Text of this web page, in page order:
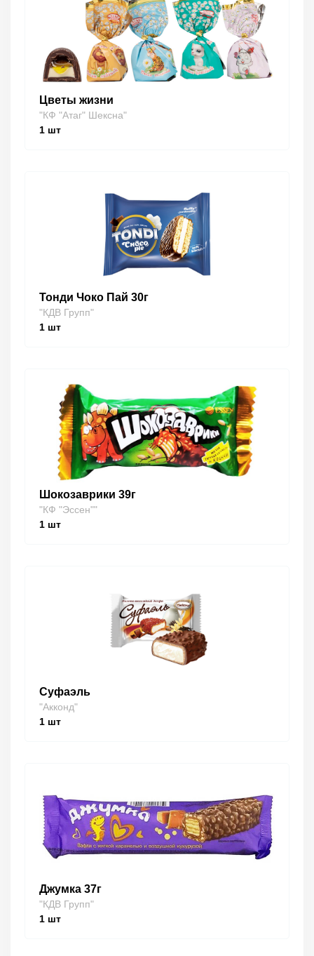
Цветы жизни
"КФ "Атаг" Шексна"
1 шт
Тонди Чоко Пай 30г
"КДВ Групп"
1 шт
Шокозаврики 39г
"КФ "Эссен""
1 шт
Суфаэль
"Акконд"
1 шт
Джумка 37г
"КДВ Групп"
1 шт